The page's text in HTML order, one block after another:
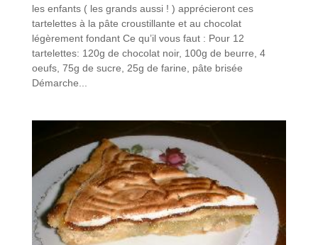
les enfants ( les grands aussi ! ) apprécieront ces
tartelettes à la pâte croustillante et au chocolat
légèrement fondant Ce qu’il vous faut : Pour 12
tartelettes: 120g de chocolat noir, 100g de beurre, 4
oeufs, 75g de sucre, 25g de farine, pâte brisée
Démarche...